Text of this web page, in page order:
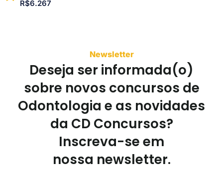
R$6.267
Newsletter
Deseja ser informada(o)
sobre novos concursos de
Odontologia e as novidades
da CD Concursos?
Inscreva-se em
nossa newsletter.